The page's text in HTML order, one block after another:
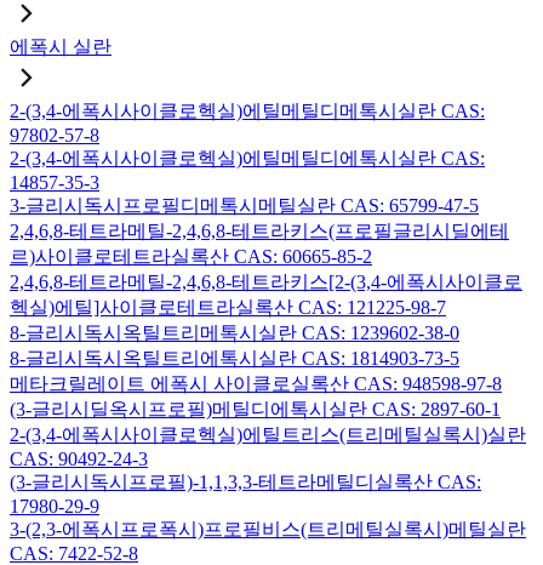
에폭시 실란
2-(3,4-에폭시사이클로헥실)에틸메틸디메톡시실란 CAS:
97802-57-8
2-(3,4-에폭시사이클로헥실)에틸메틸디에톡시실란 CAS:
14857-35-3
3-글리시독시프로필디메톡시메틸실란 CAS: 65799-47-5
2,4,6,8-테트라메틸-2,4,6,8-테트라키스(프로필글리시딜에테
르)사이클로테트라실록산 CAS: 60665-85-2
2,4,6,8-테트라메틸-2,4,6,8-테트라키스[2-(3,4-에폭시사이클로
헥실)에틸]사이클로테트라실록산 CAS: 121225-98-7
8-글리시독시옥틸트리메톡시실란 CAS: 1239602-38-0
8-글리시독시옥틸트리에톡시실란 CAS: 1814903-73-5
메타크릴레이트 에폭시 사이클로실록산 CAS: 948598-97-8
(3-글리시딜옥시프로필)메틸디에톡시실란 CAS: 2897-60-1
2-(3,4-에폭시사이클로헥실)에틸트리스(트리메틸실록시)실란
CAS: 90492-24-3
(3-글리시독시프로필)-1,1,3,3-테트라메틸디실록산 CAS:
17980-29-9
3-(2,3-에폭시프로폭시)프로필비스(트리메틸실록시)메틸실란
CAS: 7422-52-8